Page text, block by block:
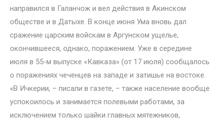
направился в Галанчож и вел действия в Акинском
обществе и в Датыхе. В конце июня Ума вновь дал
сражение царским войскам в Аргунском ущелье,
окончившееся, однако, поражением. Уже в середине
июля в 55-м выпуске «Кавказа» (от 17 июля) сообщалось
о поражениях чеченцев на западе и затишье на востоке.
«В Ичкерии, – писали в газете, – также население вообще
успокоилось и занимается полевыми работами, за
исключением только шайки главных мятежников,